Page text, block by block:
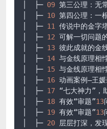
│  ├─ 09 第三公理：无
│  ├─ 10 第四公理：一
│  ├─ 11 传说中的金字
│  ├─ 12 可解一切问题
│  ├─ 13 彼此成就的金
│  ├─ 14 与金线原理相
│  ├─ 15 与金线原理相
│  ├─ 16 动画案例–王
│  ├─ 17 “七大神力”，
│  ├─ 18 有效“审题”13
│  ├─ 19 有效“审题”13
│  ├─ 20 层层打深，发